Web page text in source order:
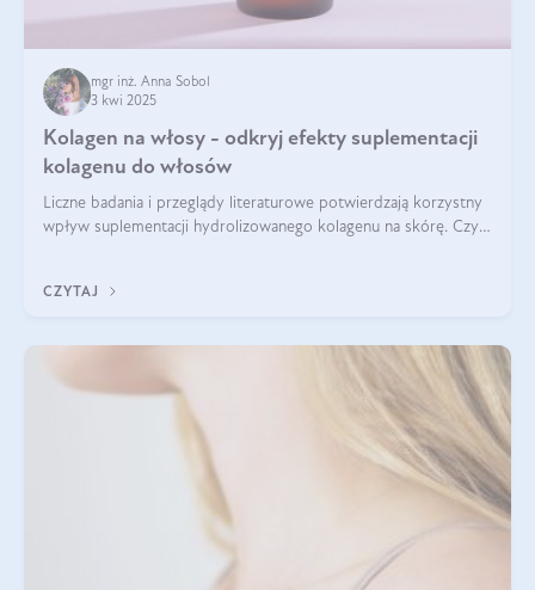
mgr inż. Anna Sobol
3 kwi 2025
Kolagen na włosy - odkryj efekty suplementacji
kolagenu do włosów
Liczne badania i przeglądy literaturowe potwierdzają korzystny
wpływ suplementacji hydrolizowanego kolagenu na skórę. Czy
CZYTAJ